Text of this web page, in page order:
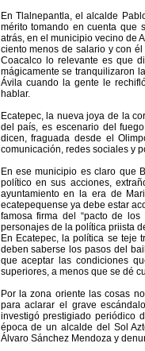
En Tlalnepantla, el alcalde
mérito tomando en cuenta que
atrás, en el municipio vecino de
ciento menos de salario y con
Coacalco lo relevante es que
mágicamente se tranquilizaron
Ávila cuando la gente le
hablar.
Ecatepec, la nueva joya de la
del país, es escenario del
dicen, fraguada desde el
comunicación, redes sociales y
En ese municipio es claro que
político en sus acciones,
ayuntamiento en la era de
ecatepequense ya debe estar
famosa firma del “pacto de los
personajes de la política priista
En Ecatepec, la política se teje
deben saberse los pasos del
que aceptar las condiciones
superiores, a menos que se dé
Por la zona oriente las cosas
para aclarar el grave
investigó prestigiado periódico
época de un alcalde del Sol
Álvaro Sánchez Mendoza y